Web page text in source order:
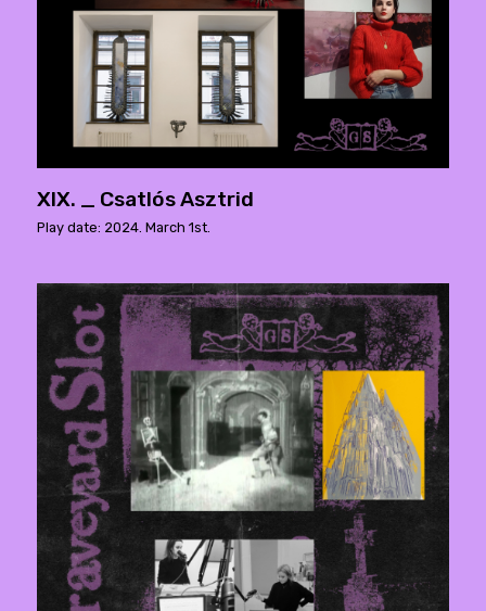
XIX. _ Csatlós Asztrid
Play date: 2024. March 1st.